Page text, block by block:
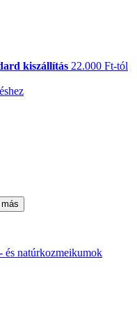
kiszállítás 22.000 Ft-tól
és natúrkozmeikumok